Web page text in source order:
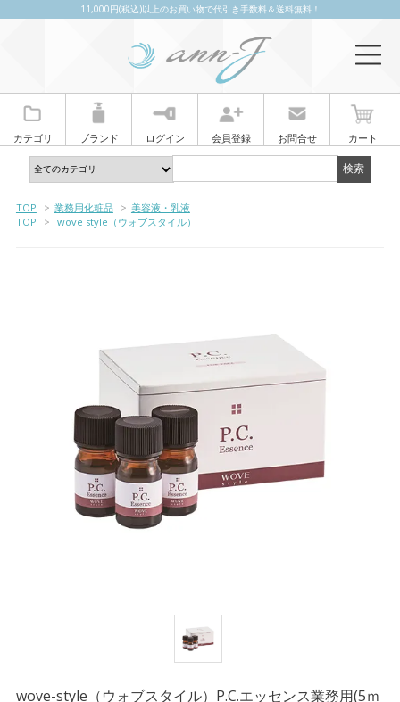
11,000円(税込)以上のお買い物で代引き手数料＆送料無料！
カテゴリ ブランド ログイン 会員登録 お問合せ カート
TOP > 業務用化粧品 > 美容液・乳液
TOP
> wove style（ウォブスタイル）
wove-style（ウォブスタイル）P.C.エッセンス業務用(5ｍ